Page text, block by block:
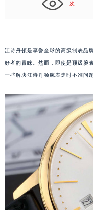
次
江诗丹顿是享誉全球的高级制表品
好者的青睐。然而，即使是顶级腕
一些解决江诗丹顿腕表走时不准问